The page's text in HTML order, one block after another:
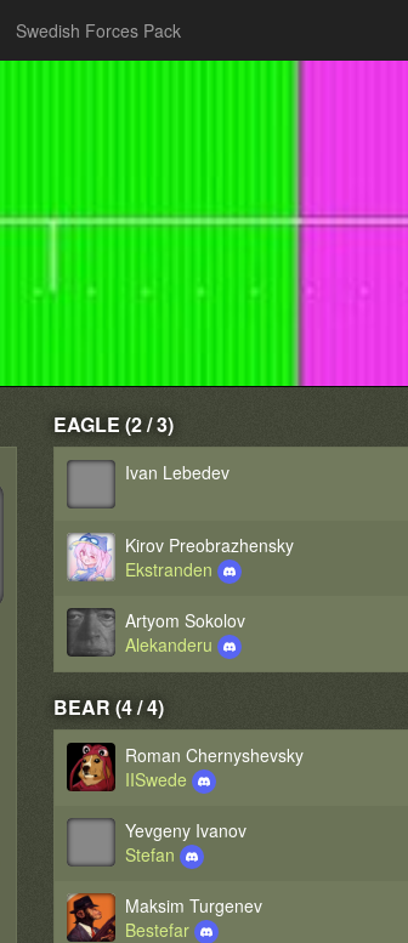
Swedish Forces Pack
EAGLE (2 / 3)
Ivan Lebedev
Kirov Preobrazhensky
Ekstranden
Artyom Sokolov
Alekanderu
BEAR (4 / 4)
Roman Chernyshevsky
IISwede
Yevgeny Ivanov
Stefan
Maksim Turgenev
Bestefar